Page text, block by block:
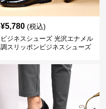
¥5,780 (税込)
ビジネスシューズ 光沢エナメル
調スリッポンビジネスシューズ